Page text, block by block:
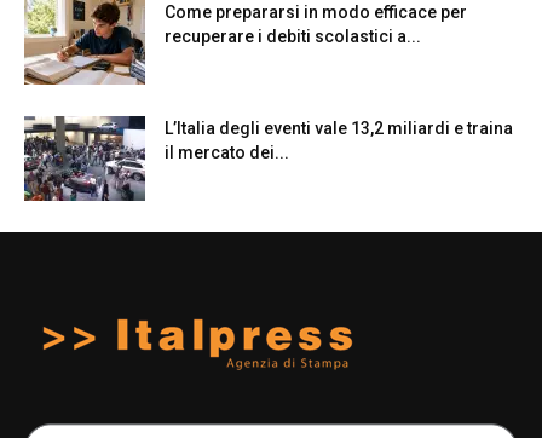
Come prepararsi in modo efficace per
recuperare i debiti scolastici a...
L’Italia degli eventi vale 13,2 miliardi e traina
il mercato dei...